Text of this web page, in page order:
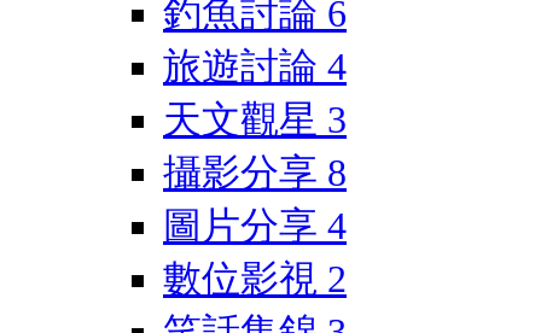
釣魚討論 6
旅遊討論 4
天文觀星 3
攝影分享 8
圖片分享 4
數位影視 2